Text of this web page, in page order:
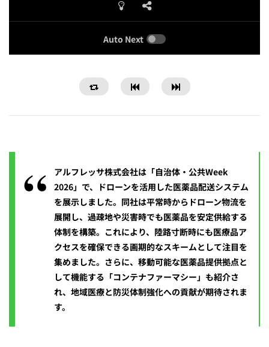
Auto Next
アルフレッサ株式会社は「自治体・公共Week
2026」で、ドローンを活用した医薬品配送システム
を展示しました。同社は平常時からドローン物流を
展開し、過疎地や災害時でも医薬品を安定供給する
体制を構築。これにより、陸路寸断時にも医療品ア
クセスを確保できる画期的なスキームとして注目を
集めました。さらに、移動可能な医薬品提供拠点と
して機能する「コンテナファーマシー」も紹介さ
れ、地域医療と防災体制強化への貢献が期待されま
す。